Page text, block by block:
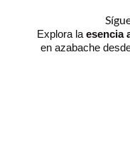
Explora la esencia
en azabache